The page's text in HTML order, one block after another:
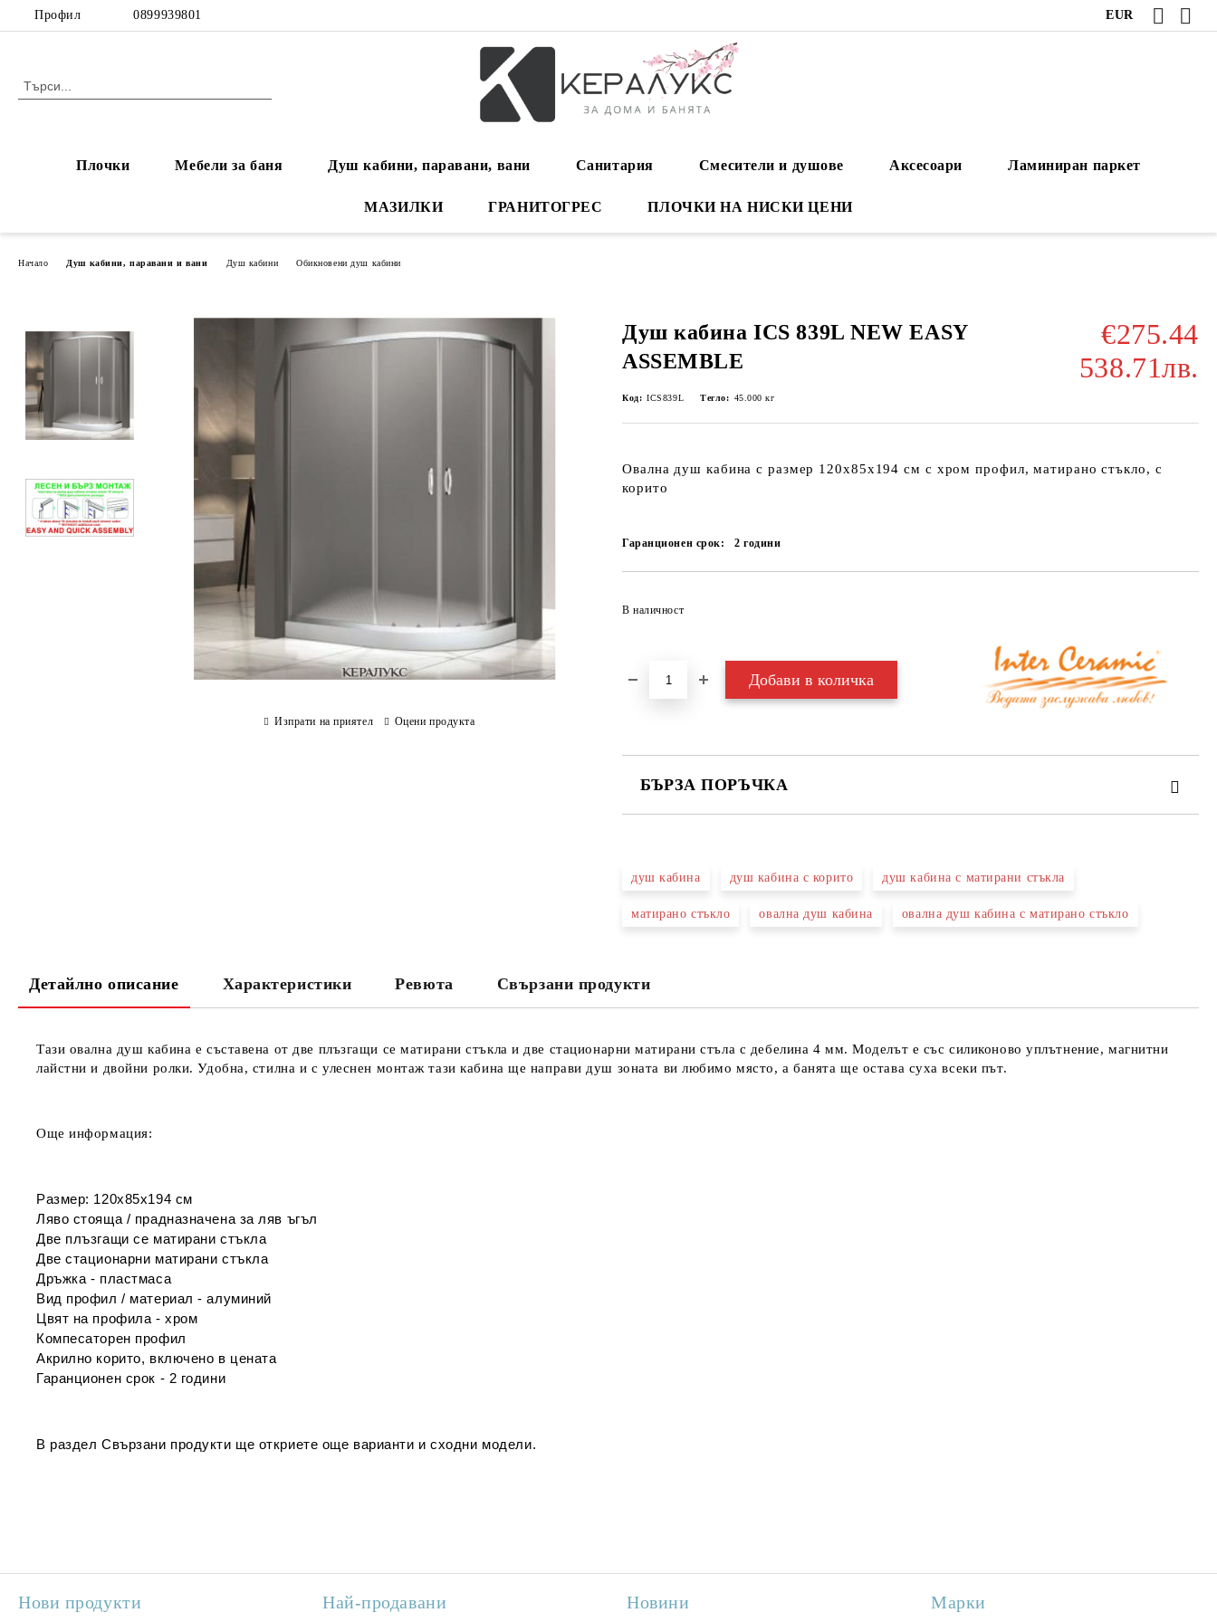
Профил 0899939801 EUR
Плочки Мебели за баня Душ кабини, паравани, вани Санитария Смесители и душове Аксесоари Ламиниран паркет
МАЗИЛКИ ГРАНИТОГРЕС ПЛОЧКИ НА НИСКИ ЦЕНИ
Начало Душ кабини, паравани и вани Душ кабини Обикновени душ кабини
Душ кабина ICS 839L NEW EASY
ASSEMBLE
€275.44
538.71лв.
Код: ICS839L Тегло: 45.000 кг
Овална душ кабина с размер 120х85х194 см с хром профил, матирано стъкло, с
корито
Гаранционен срок: 2години
В наличност
БЪРЗА ПОРЪЧКА
Съгласен съм с Политиката за лични данни
душ кабина душ кабина с корито душ кабина с матирани стъкла
матирано стъкло овална душ кабина овална душ кабина с матирано стъкло
Изпрати на приятел Оцени продукта
Детайлно описание Характеристики Ревюта Свързани продукти
Тази овална душ кабина е съставена от две плъзгащи се матирани стъкла и две стационарни матирани стъла с дебелина 4 мм. Моделът е със силиконово уплътнение, магнитни
лайстни и двойни ролки. Удобна, стилна и с улеснен монтаж тази кабина ще направи душ зоната ви любимо място, а банята ще остава суха всеки път.
Още информация:
Размер: 120х85х194 см
Ляво стояща / прадназначена за ляв ъгъл
Две плъзгащи се матирани стъкла
Две стационарни матирани стъкла
Дръжка - пластмаса
Вид профил / материал - алуминий
Цвят на профила - хром
Компесаторен профил
Акрилно корито, включено в цената
Гаранционен срок - 2 години
В разделСвързани продукти ще откриете още варианти и сходни модели.
Нови продукти Най-продавани Новини Марки